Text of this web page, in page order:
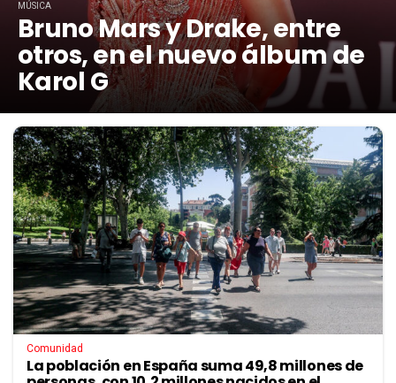
MÚSICA
Bruno Mars y Drake, entre
otros, en el nuevo álbum de
Karol G
Comunidad
La población en España suma 49,8 millones de